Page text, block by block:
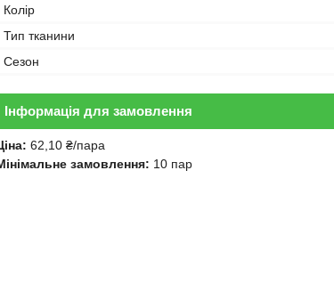
Колір
Тип тканини
Сезон
Інформація для замовлення
62,10 ₴/пара
замовлення: 10 пар